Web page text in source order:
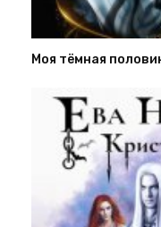
Моя тёмная